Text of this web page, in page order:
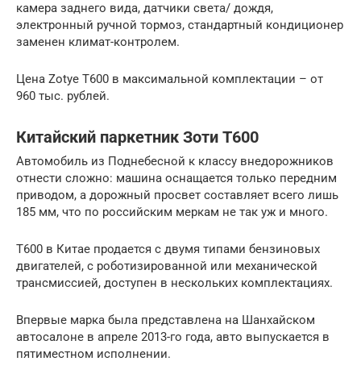
камера заднего вида, датчики света/ дождя,
электронный ручной тормоз, стандартный кондиционер
заменен климат-контролем.
Цена Zotye T600 в максимальной комплектации – от
960 тыс. рублей.
Китайский паркетник Зоти Т600
Автомобиль из Поднебесной к классу внедорожников
отнести сложно: машина оснащается только передним
приводом, а дорожный просвет составляет всего лишь
185 мм, что по российским меркам не так уж и много.
Т600 в Китае продается с двумя типами бензиновых
двигателей, с роботизированной или механической
трансмиссией, доступен в нескольких комплектациях.
Впервые марка была представлена на Шанхайском
автосалоне в апреле 2013-го года, авто выпускается в
пятиместном исполнении.